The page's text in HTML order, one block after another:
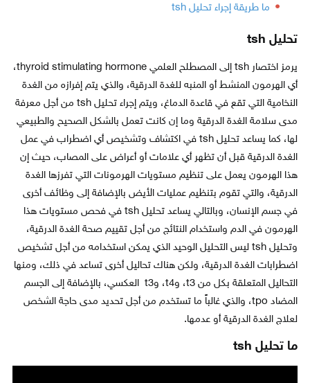
ما طريقة إجراء تحليل tsh
تحليلtsh
يرمز اختصار tsh إلى المصطلح العلمي thyroid stimulating hormone،
أي الهرمون المنشط أو المنبه للغدة الدرقية، والذي يتم إفرازه من الغدة
النخامية التي تقع في قاعدة الدماغ، ويتم إجراء تحليل tsh من أجل معرفة
مدى سلامة الغدة الدرقية وما إن كانت تعمل بالشكل الصحيح والطبيعي
لها، كما يساعد تحليل tsh في اكتشاف وتشخيص أي اضطراب في عمل
الغدة الدرقية قبل أن تظهر أي علامات أو أعراض على المصاب، حيث إن
هذا الهرمون يعمل على تنظيم مستويات الهرمونات التي تفرزها الغدة
الدرقية، والتي تقوم بتنظيم عمليات الأيض بالإضافة إلى وظائف أخرى
في جسم الإنسان، وبالتالي يساعد تحليل tsh في فحص مستويات هذا
الهرمون في الدم واستخدام النتائج من أجل تقييم صحة الغدة الدرقية،
وتحليل tsh ليس التحليل الوحيد الذي يمكن استخدامه من أجل تشخيص
اضطرابات الغدة الدرقية، ولكن هناك تحاليل أخرى تساعد في ذلك، ومنها
التحاليل المتعلقة بكل من t3، وt4، وt3 العكسي، بالإضافة إلى الجسم
المضاد tpo، والذي غالباً ما تستخدم من أجل تحديد مدى حاجة الشخص
لعلاج الغدة الدرقية أو عدمها.
ما تحليلtsh